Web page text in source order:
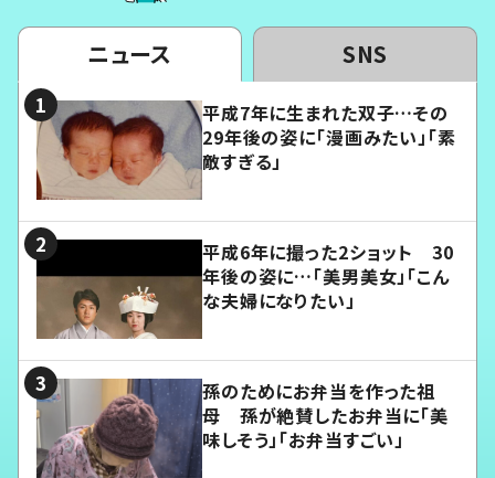
ニュース SNS
平成7年に生まれた双子…その
29年後の姿に「漫画みたい」「素
敵すぎる」
平成6年に撮った2ショット 30
年後の姿に…「美男美女」「こん
な夫婦になりたい」
孫のためにお弁当を作った祖
母 孫が絶賛したお弁当に「美
味しそう」「お弁当すごい」